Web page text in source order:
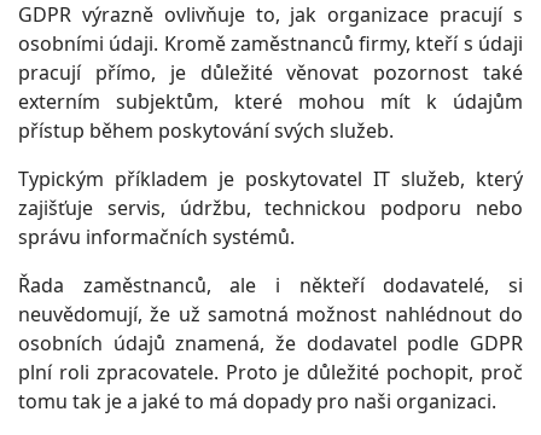
GDPR výrazně ovlivňuje to, jak organizace pracují s
osobními údaji. Kromě zaměstnanců firmy, kteří s údaji
pracují přímo, je důležité věnovat pozornost také
externím subjektům, které mohou mít k údajům
přístup během poskytování svých služeb.
Typickým příkladem je poskytovatel IT služeb, který
zajišťuje servis, údržbu, technickou podporu nebo
správu informačních systémů.
Řada zaměstnanců, ale i někteří dodavatelé, si
neuvědomují, že už samotná možnost nahlédnout do
osobních údajů znamená, že dodavatel podle GDPR
plní roli zpracovatele. Proto je důležité pochopit, proč
tomu tak je a jaké to má dopady pro naši organizaci.